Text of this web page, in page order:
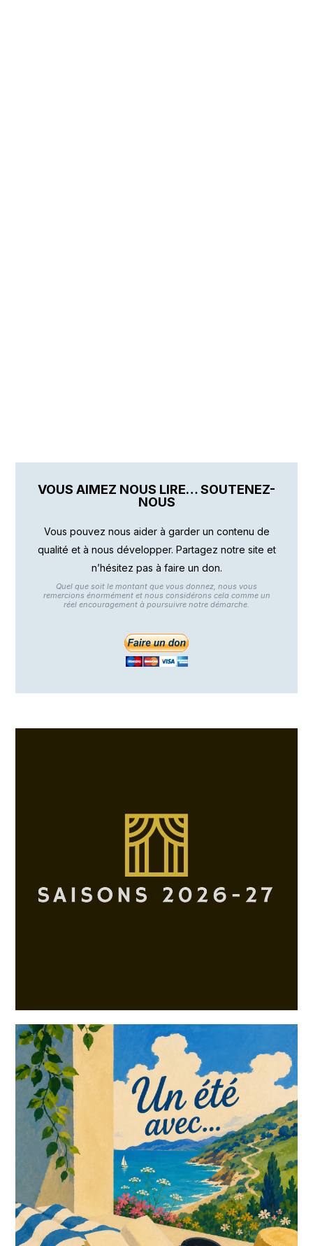
VOUS AIMEZ NOUS LIRE… SOUTENEZ-
NOUS
Vous pouvez nous aider à garder un contenu de
qualité et à nous développer. Partagez notre site et
n’hésitez pas à faire un don.
Quel que soit le montant que vous donnez, nous vous
remercions énormément et nous considérons cela comme un
réel encouragement à poursuivre notre démarche.